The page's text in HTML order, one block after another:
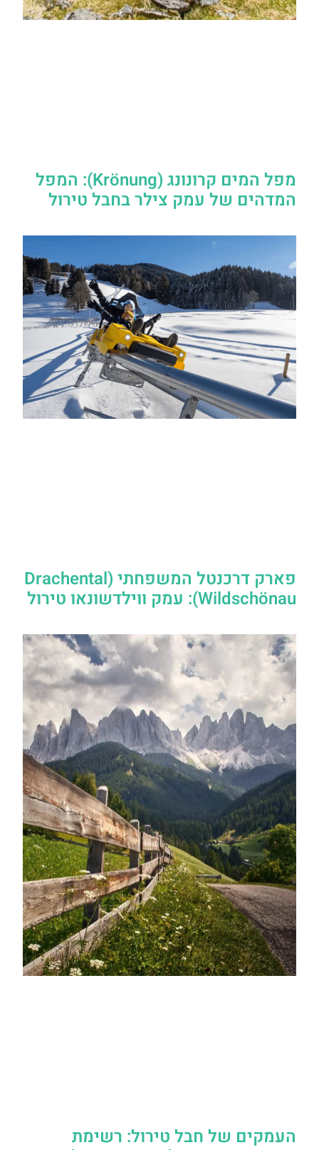
מפל המים קרונונג (Krönung): המפל
המדהים של עמק צילר בחבל טירול
פארק דרכנטל המשפחתי (Drachental
Wildschönau): עמק ווילדשונאו טירול
העמקים של חבל טירול: רשימת